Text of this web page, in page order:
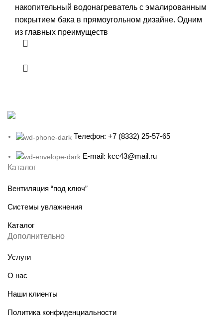
накопительный водонагреватель с эмалированным
покрытием бака в прямоугольном дизайне. Одним
из главных преимуществ
Телефон: +7 (8332) 25-57-65
E-mail: kcc43@mail.ru
Каталог
Вентиляция “под ключ”
Системы увлажнения
Каталог
Дополнительно
Услуги
О нас
Наши клиенты
Политика конфиденциальности